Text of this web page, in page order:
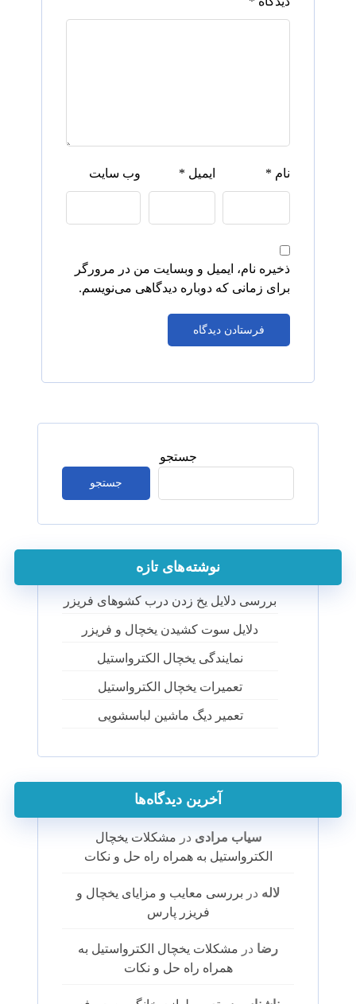
نام * ایمیل * وب‌ سایت
ذخیره نام، ایمیل و وبسایت من در مرورگر
برای زمانی که دوباره دیدگاهی می‌نویسم.
جستجو
جستجو
نوشته‌های تازه
بررسی دلایل یخ زدن درب کشوهای فریزر
دلایل سوت کشیدن یخچال و فریزر
نمایندگی یخچال الکترواستیل
تعمیرات یخچال الکترواستیل
تعمیر دیگ ماشین لباسشویی
آخرین دیدگاه‌ها
سیاب مرادی در مشکلات یخچال
الکترواستیل به همراه راه حل و نکات
لاله در بررسی معایب و مزایای یخچال و
فریزر پارس
رضا در مشکلات یخچال الکترواستیل به
همراه راه حل و نکات